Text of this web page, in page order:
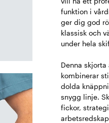
funktion i
ger dig god
klassisk och
under hela
Denna
kombinerar
dolda
snygg linje.
fickor,